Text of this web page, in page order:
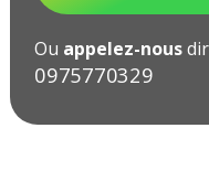
Ou appelez-nous
09ㅤ75ㅤ77ㅤ03ㅤ29ㅤ